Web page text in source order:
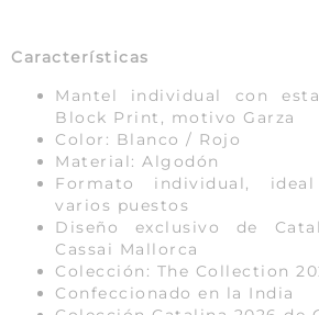
Características
Mantel individual con
Block Print, motivo Garza
Color: Blanco / Rojo
Material: Algodón
Formato individual,
varios puestos
Diseño exclusivo de
Cassai Mallorca
Colección: The Collection
Confeccionado en la India